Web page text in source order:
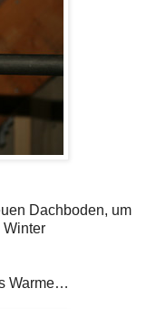
Dachboden, um
Winter
Warme…